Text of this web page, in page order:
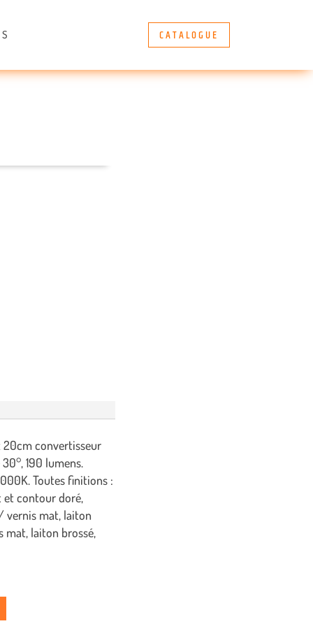
CATALOGUE
20cm convertisseur
190 lumens.
Toutes finitions :
contour doré,
vernis mat, laiton
laiton brossé,